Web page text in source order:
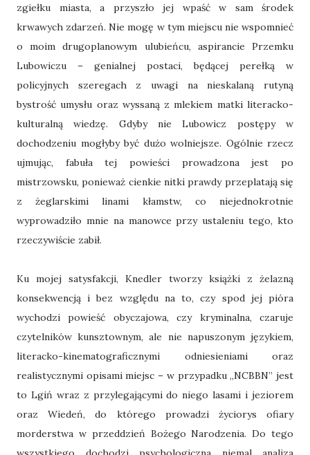
zgiełku miasta, a przyszło jej wpaść w sam środek
krwawych zdarzeń. Nie mogę w tym miejscu nie wspomnieć
o moim drugoplanowym ulubieńcu, aspirancie Przemku
Lubowiczu – genialnej postaci, będącej perełką w
policyjnych szeregach z uwagi na nieskalaną rutyną
bystrość umysłu oraz wyssaną z mlekiem matki literacko-
kulturalną wiedzę. Gdyby nie Lubowicz postępy w
dochodzeniu mogłyby być dużo wolniejsze. Ogólnie rzecz
ujmując, fabuła tej powieści prowadzona jest po
mistrzowsku, ponieważ cienkie nitki prawdy przeplatają się
z żeglarskimi linami kłamstw, co niejednokrotnie
wyprowadziło mnie na manowce przy ustaleniu tego, kto
rzeczywiście zabił.
Ku mojej satysfakcji, Knedler tworzy książki z żelazną
konsekwencją i bez względu na to, czy spod jej pióra
wychodzi powieść obyczajowa, czy kryminalna, czaruje
czytelników kunsztownym, ale nie napuszonym językiem,
literacko-kinematograficznymi odniesieniami oraz
realistycznymi opisami miejsc – w przypadku „NCBBN” jest
to Lgiń wraz z przylegającymi do niego lasami i jeziorem
oraz Wiedeń, do którego prowadzi życiorys ofiary
morderstwa w przeddzień Bożego Narodzenia. Do tego